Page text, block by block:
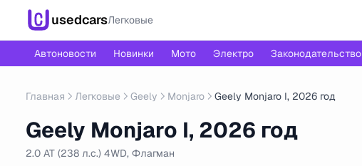
usedcarsЛегковые
Автоновости Новинки Мото Электро Законодательство
Главная Легковые Geely Monjaro Geely Monjaro I, 2026 год
Geely Monjaro I, 2026 год
2.0 AT (238 л.с.) 4WD, Флагман